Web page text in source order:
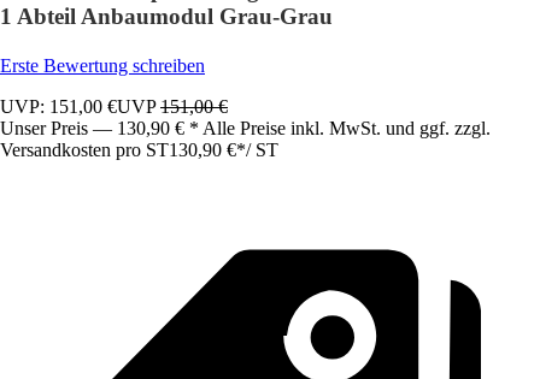
1 Abteil Anbaumodul Grau-Grau
Erste Bewertung schreiben
UVP: 151,00 €UVP151,00 €
Unser Preis — 130,90 € * Alle Preise inkl. MwSt. und ggf. zzgl.
Versandkosten pro ST130,90 €*/ ST